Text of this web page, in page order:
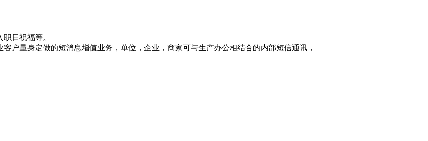
日祝福等。
户量身定做的短消息增值业务，单位，企业，商家可与生产办公相结合的内部短信通讯，